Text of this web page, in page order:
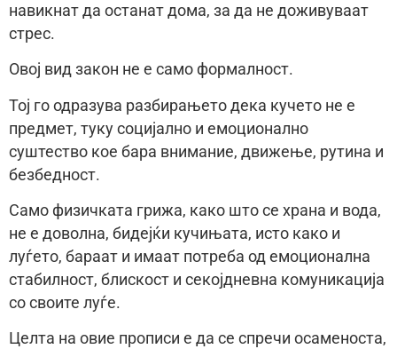
навикнат да останат дома, за да не доживуваат
стрес.
Овој вид закон не е само формалност.
Тој го одразува разбирањето дека кучето не е
предмет, туку социјално и емоционално
суштество кое бара внимание, движење, рутина и
безбедност.
Само физичката грижа, како што се храна и вода,
не е доволна, бидејќи кучињата, исто како и
луѓето, бараат и имаат потреба од емоционална
стабилност, блискост и секојдневна комуникација
со своите луѓе.
Целта на овие прописи е да се спречи осаменоста,